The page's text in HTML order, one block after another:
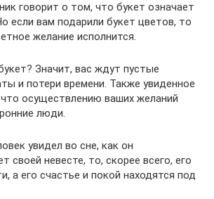
говорит о том, что букет означает
если вам подарили букет цветов, то
желание исполнится.
Значит, вас ждут пустые
и потери времени. Также увиденное
осуществлению ваших желаний
люди.
увидел во сне, как он
своей невесте, то, скорее всего, его
а его счастье и покой находятся под